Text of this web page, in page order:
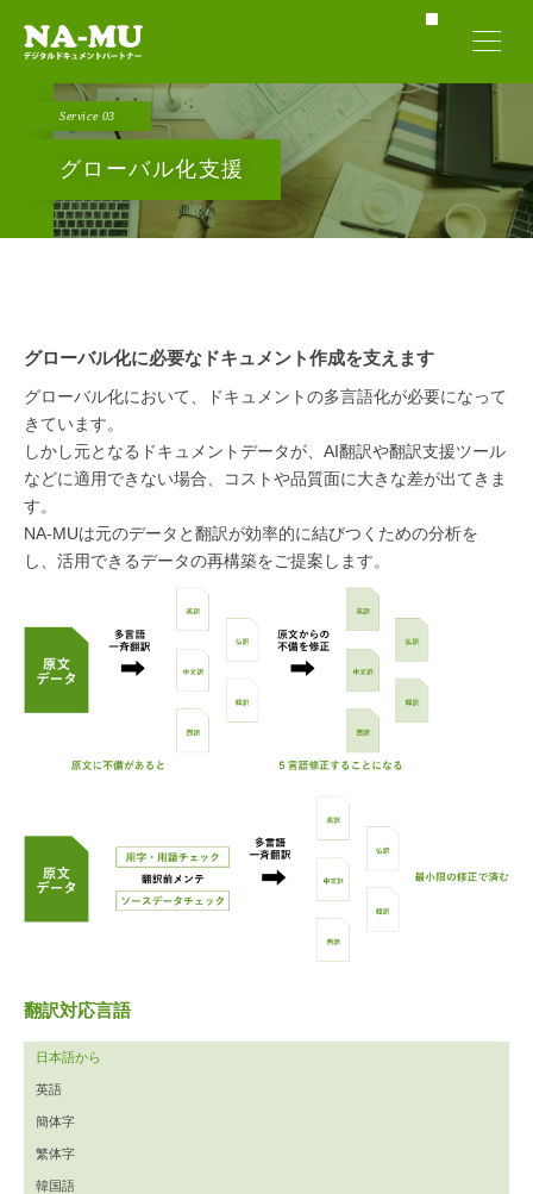
Service 03
グローバル化支援
グローバル化に必要なドキュメント作成を支えます
グローバル化において、ドキュメントの多言語化が必要になって
きています。
しかし元となるドキュメントデータが、AI翻訳や翻訳支援ツール
などに適用できない場合、コストや品質面に大きな差が出てきま
す。
NA-MUは元のデータと翻訳が効率的に結びつくための分析を
し、活用できるデータの再構築をご提案します。
翻訳対応言語
日本語から
英語
簡体字
繁体字
韓国語